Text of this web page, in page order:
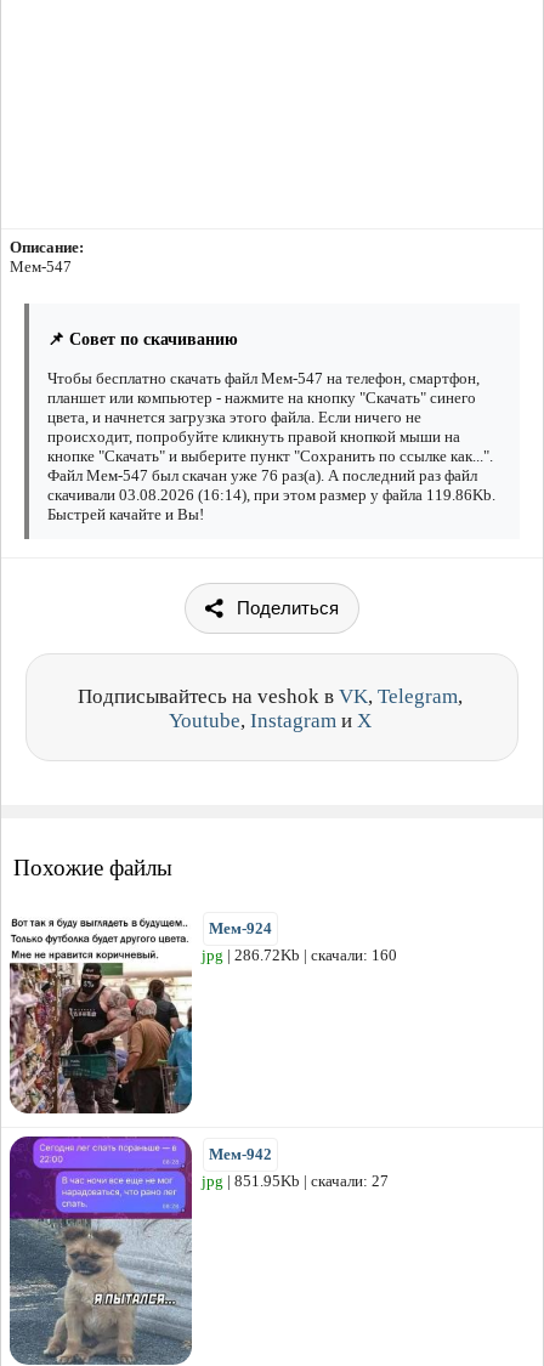
Описание:
Мем-547
📌 Совет по скачиванию
Чтобы бесплатно скачать файл Мем-547 на телефон, смартфон,
планшет или компьютер - нажмите на кнопку "Скачать" синего
цвета, и начнется загрузка этого файла. Если ничего не
происходит, попробуйте кликнуть правой кнопкой мыши на
кнопке "Скачать" и выберите пункт "Сохранить по ссылке как...".
Файл Мем-547 был скачан уже 76 раз(а). А последний раз файл
скачивали 03.08.2026 (16:14), при этом размер у файла 119.86Kb.
Быстрей качайте и Вы!
Поделиться
Подписывайтесь на veshok в VK, Telegram,
Youtube, Instagram и X
Похожие файлы
Мем-924
jpg | 286.72Kb | скачали: 160
Мем-942
jpg | 851.95Kb | скачали: 27